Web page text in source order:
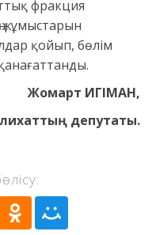
фракция
жұмыстарын
қойып, бөлім
Жомарт ИГІМАН,
депутаты.